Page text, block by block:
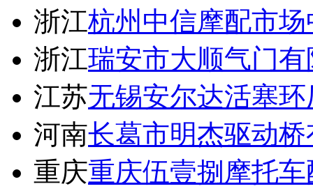
浙江杭州中信摩配市
浙江瑞安市大顺气门
江苏无锡安尔达活塞环
河南长葛市明杰驱动
重庆重庆伍壹捌摩托